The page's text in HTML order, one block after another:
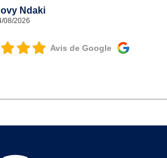
Ndaki
08/2026
Avis de Google